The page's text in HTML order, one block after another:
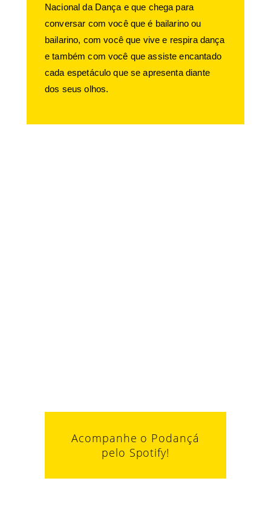
Nacional da Dança e que chega para
conversar com você que é bailarino ou
bailarino, com você que vive e respira dança
e também com você que assiste encantado
cada espetáculo que se apresenta diante
dos seus olhos.
Acompanhe o Podançá
pelo Spotify!